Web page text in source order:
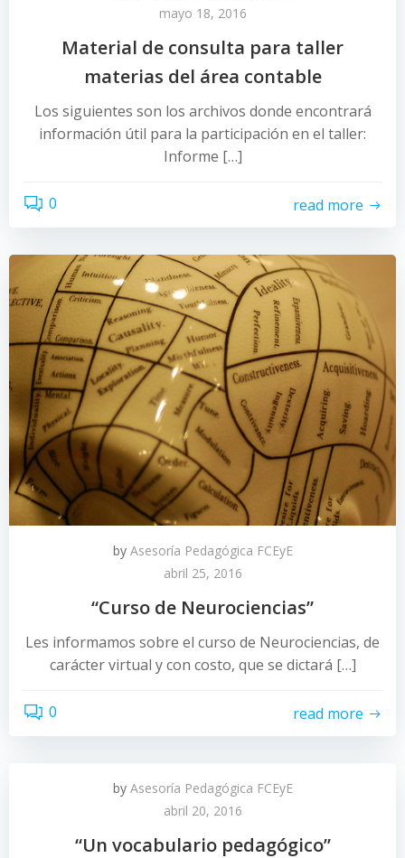
mayo 18, 2016
Material de consulta para taller
materias del área contable
Los siguientes son los archivos donde encontrará
información útil para la participación en el taller:
Informe […]
0 read more
by Asesoría Pedagógica FCEyE
abril 25, 2016
“Curso de Neurociencias”
Les informamos sobre el curso de Neurociencias, de
carácter virtual y con costo, que se dictará […]
0 read more
by Asesoría Pedagógica FCEyE
abril 20, 2016
“Un vocabulario pedagógico”